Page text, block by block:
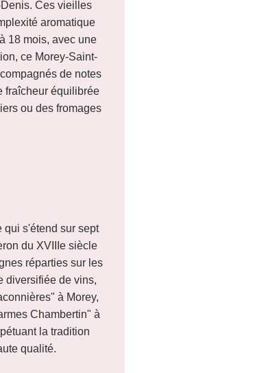
Ces vieilles
aromatique
18 mois, avec une
ce Morey-Saint-
de notes
fraîcheur équilibrée
ou des fromages
qui s'étend sur sept
du XVIIIe siècle
réparties sur les
diversifiée de vins,
à Morey,
Chambertin" à
la tradition
qualité.